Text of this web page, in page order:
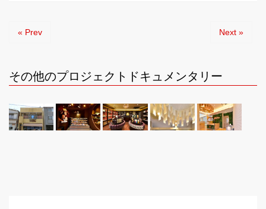
« Prev Next »
その他のプロジェクトドキュメンタリー